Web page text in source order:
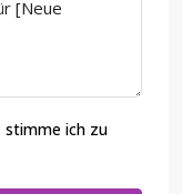
stimme ich zu